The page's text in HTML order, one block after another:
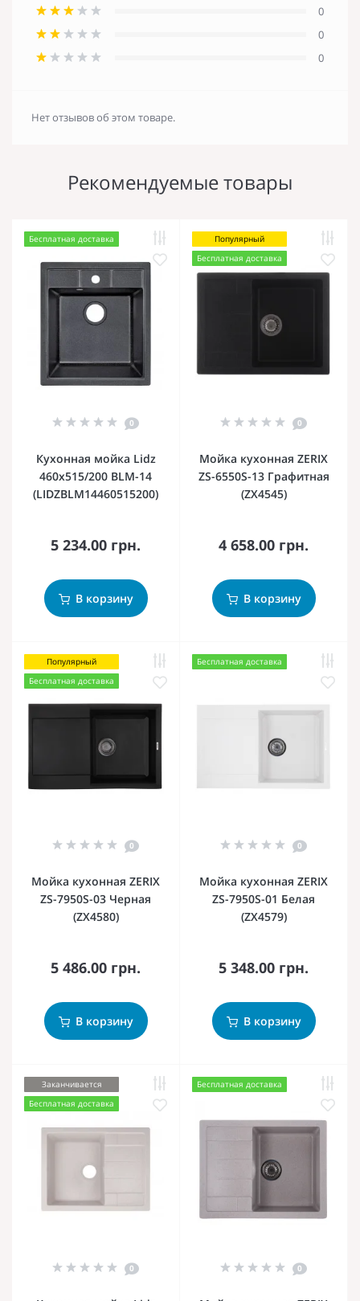
0
0
0
Нет отзывов об этом товаре.
Рекомендуемые товары
Бесплатная доставка
0
Кухонная мойка Lidz
460х515/200 BLM-14
(LIDZBLM14460515200)
5 234.00 грн.
В корзину
Популярный
Бесплатная доставка
0
Мойка кухонная ZERIX
ZS-6550S-13 Графитная
(ZX4545)
4 658.00 грн.
В корзину
Популярный
Бесплатная доставка
0
Мойка кухонная ZERIX
ZS-7950S-03 Черная
(ZX4580)
5 486.00 грн.
В корзину
Бесплатная доставка
0
Мойка кухонная ZERIX
ZS-7950S-01 Белая
(ZX4579)
5 348.00 грн.
В корзину
Заканчивается
Бесплатная доставка
0
Бесплатная доставка
0